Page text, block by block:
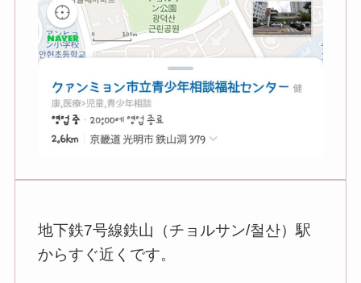
地下鉄7号線鉄山（チョルサン/철산）駅
からすぐ近くです。